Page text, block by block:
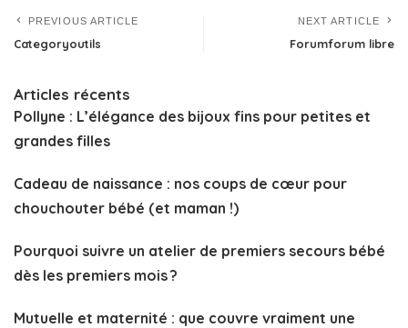
PREVIOUS ARTICLE
Categoryoutils
NEXT ARTICLE
Forumforum libre
Articles récents
Pollyne : L’élégance des bijoux fins pour petites et
grandes filles
Cadeau de naissance : nos coups de cœur pour
chouchouter bébé (et maman !)
Pourquoi suivre un atelier de premiers secours bébé
dès les premiers mois ?
Mutuelle et maternité : que couvre vraiment une